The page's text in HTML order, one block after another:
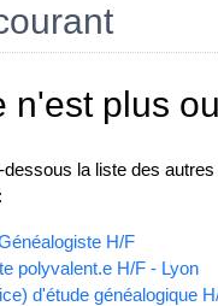
n'est plus
la liste des
H/F
polyvalent.e H/F - Lyon
d'étude généalogique